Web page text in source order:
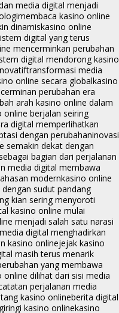
media digital menjadi
membaca kasino online
dinamiskasino online
digital yang terus
mencerminkan perubahan
digital mendorong kasino
transformasi media
online secara globalkasino
perubahan era
arah kasino online dalam
online berjalan seiring
digital memperlihatkan
dengan perubahaninovasi
semakin dekat dengan
bagian dari perjalanan
media digital membawa
modernkasino online
sudut pandang
kian sering menyoroti
kasino online mulai
menjadi salah satu narasi
media digital menghadirkan
kasino onlinejejak kasino
masih terus menarik
yang membawa
online dilihat dari sisi media
perjalanan media
kasino onlineberita digital
kasino onlinekasino